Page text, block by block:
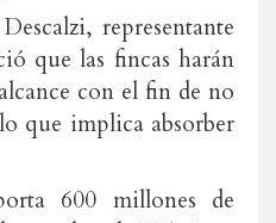
representante
que las fincas harán
con el fin de no
que implica absorber
600 millones de